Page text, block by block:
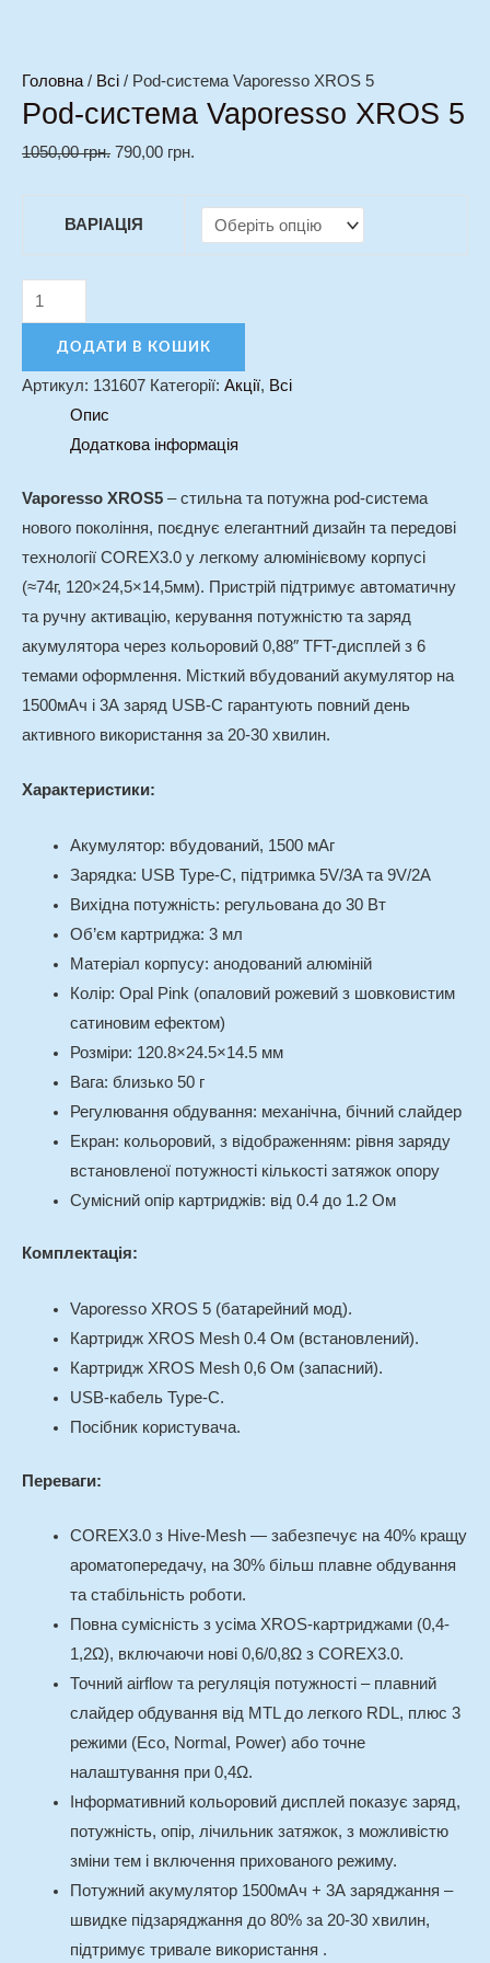
Головна/ Всі / Pod-система Vaporesso XROS 5
Pod-система Vaporesso XROS 5
1050,00грн. 790,00 грн.
ВАРІАЦІЯ
ДОДАТИ В КОШИК
Артикул: 131607 Категорії: Акції, Всі
Опис
Додаткова інформація
Vaporesso XROS5 – стильна та потужна pod-система
нового покоління, поєднує елегантний дизайн та передові
технології COREX3.0 у легкому алюмінієвому корпусі
(≈74г, 120×24,5×14,5мм). Пристрій підтримує автоматичну
та ручну активацію, керування потужністю та заряд
акумулятора через кольоровий 0,88″ TFT-дисплей з 6
темами оформлення. Місткий вбудований акумулятор на
1500мАч і 3А заряд USB-C гарантують повний день
активного використання за 20-30 хвилин.
Характеристики:
Акумулятор: вбудований, 1500 мАг
Зарядка: USB Type-C, підтримка 5V/3A та 9V/2A
Вихідна потужність: регульована до 30 Вт
Об’єм картриджа: 3 мл
Матеріал корпусу: анодований алюміній
Колір: Opal Pink (опаловий рожевий з шовковистим
сатиновим ефектом)
Розміри: 120.8×24.5×14.5 мм
Вага: близько 50 г
Регулювання обдування: механічна, бічний слайдер
Екран: кольоровий, з відображенням: рівня заряду
встановленої потужності кількості затяжок опору
Сумісний опір картриджів: від 0.4 до 1.2 Ом
Комплектація:
Vaporesso XROS 5 (батарейний мод).
Картридж XROS Mesh 0.4 Ом (встановлений).
Картридж XROS Mesh 0,6 Ом (запасний).
USB-кабель Type-C.
Посібник користувача.
Переваги:
COREX3.0 з Hive‑Mesh — забезпечує на 40% кращу
ароматопередачу, на 30% більш плавне обдування
та стабільність роботи.
Повна сумісність з усіма XROS-картриджами (0,4-
1,2Ω), включаючи нові 0,6/0,8Ω з COREX3.0.
Точний airflow та регуляція потужності – плавний
слайдер обдування від MTL до легкого RDL, плюс 3
режими (Eco, Normal, Power) або точне
налаштування при 0,4Ω.
Інформативний кольоровий дисплей показує заряд,
потужність, опір, лічильник затяжок, з можливістю
зміни тем і включення прихованого режиму.
Потужний акумулятор 1500мАч + 3А заряджання –
швидке підзаряджання до 80% за 20-30 хвилин,
підтримує тривале використання .